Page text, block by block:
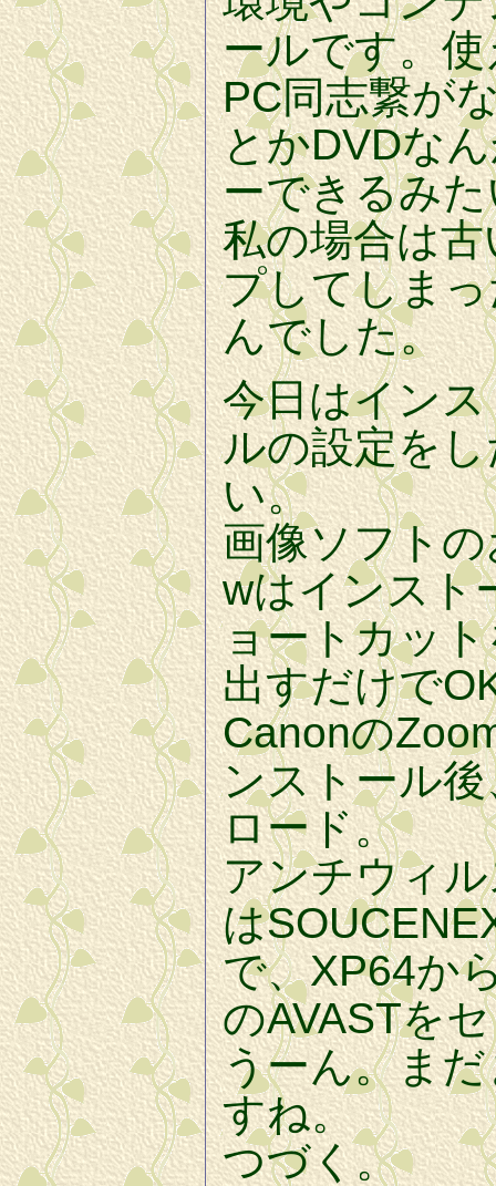
ールです。
PC同志繋が
とかDVDな
ーできるみ
私の場合は
プしてしま
んでした。
今日はイン
ルの設定を
い。
画像ソフト
wはインスト
ョートカッ
出すだけで
Canonの
ンストール
ロード。
アンチウィ
は
で、XP64か
のAVASTを
うーん。ま
すね。
つづく。